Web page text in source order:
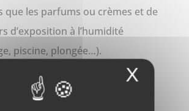
que les parfums ou crèmes et de
d’exposition à l’humidité
piscine, plongée…).
: acier inoxydable, pierre
X